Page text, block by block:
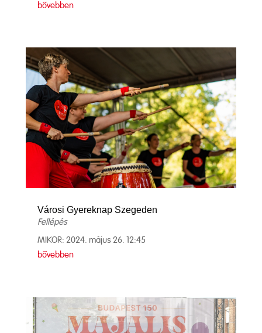
bővebben
Városi Gyereknap Szegeden
Fellépés
MIKOR: 2024. május 26. 12:45
bővebben